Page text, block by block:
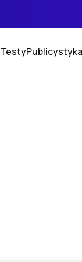
TestyPublicystyka